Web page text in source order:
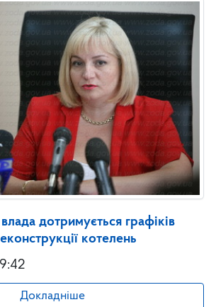
дотримується графіків
котелень
Докладніше